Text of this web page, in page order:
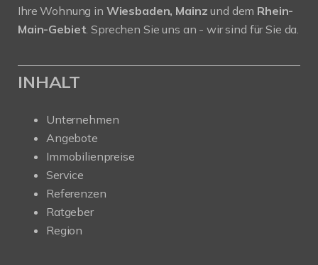
Ihre Wohnung in Wiesbaden, Mainzund dem Rhein-
Main-Gebiet. Sprechen Sie uns an - wir sind für Sie da.
INHALT
Unternehmen
Angebote
Immobilienpreise
Service
Referenzen
Ratgeber
Region